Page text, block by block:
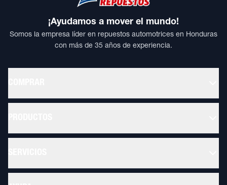
¡Ayudamos a mover el mundo!
Somos la empresa líder en repuestos automotrices en Honduras
con más de 35 años de experiencia.